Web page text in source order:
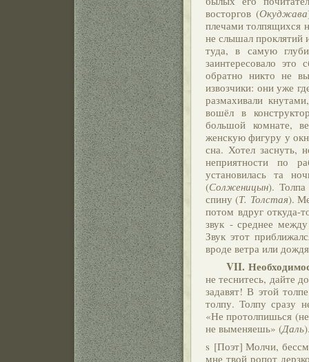
восторгов (Окуджава
плечами толпящихся
не слышал проклятий
туда, в самую
заинтересовало это
обратно никто не
извозчики: они уже
размахивали
вошёл в
большой комнате,
женскую фигуру у
сна. Хотел заснуть,
неприятности по
установилась та
(Солженицын). Толпа
спину (Т. Толстая).
потом вдруг откуда-
звук - среднее
Звук этот
вроде ветра или
VII.
не теснитесь, дайте
задавят! В этой
толпу. Толпу сразу
«Не протолпишься
не выменяешь» (Даль
s [Поэт] Молчи,
мне твой ропот